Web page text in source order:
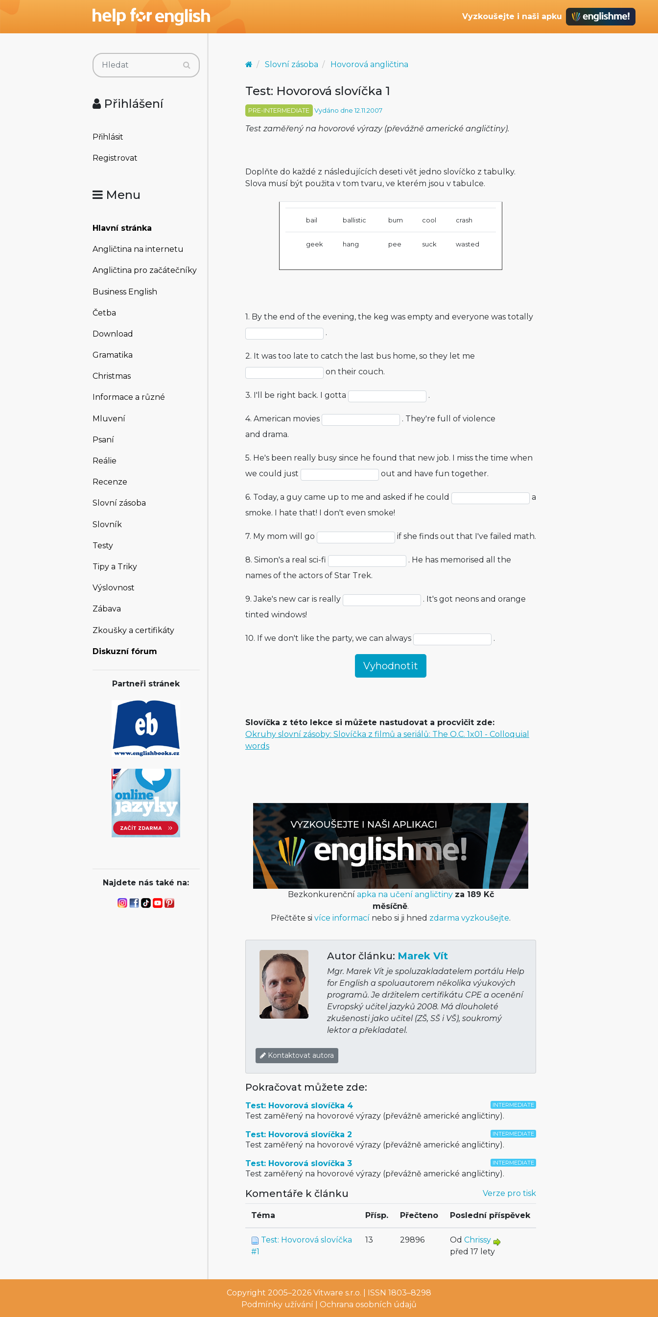
Vyzkoušejte i naši apku
Přihlášení
Přihlásit
Registrovat
Menu
Hlavní stránka
Angličtina na internetu
Angličtina pro začátečníky
Business English
Četba
Download
Gramatika
Christmas
Informace a různé
Mluvení
Psaní
Reálie
Recenze
Slovní zásoba
Slovník
Testy
Tipy a Triky
Výslovnost
Zábava
Zkoušky a certifikáty
Diskuzní fórum
Partneři stránek
Najdete nás také na:
Slovní zásoba Hovorová angličtina
Test: Hovorová slovíčka 1
PRE-INTERMEDIATE Vydáno dne 12.11.2007
Test zaměřený na hovorové výrazy (převážně americké angličtiny).
Doplňte do každé z následujících deseti vět jedno slovíčko z tabulky.
Slova musí být použita v tom tvaru, ve kterém jsou v tabulce.
bail ballistic bum cool crash
geek hang pee suck wasted
1. By the end of the evening, the keg was empty and everyone was totally
.
2. It was too late to catch the last bus home, so they let me
on their couch.
3. I'll be right back. I gotta .
4. American movies
. They're full of violence
and drama.
5. He's been really busy since he found that new job. I miss the time when
we could just
out and have fun together.
6. Today, a guy came up to me and asked if he could
a
smoke. I hate that! I don't even smoke!
7. My mom will go if she finds out that I've failed math.
8. Simon's a real sci-fi
. He has memorised all the
names of the actors of Star Trek.
9. Jake's new car is really
. It's got neons and orange
tinted windows!
10. If we don't like the party, we can always .
Slovíčka z této lekce si můžete nastudovat a procvičit zde:
Okruhy slovní zásoby: Slovíčka z filmů a seriálů: The O.C. 1x01 - Colloquial
words
Bezkonkurenční apka na učení angličtiny za 189 Kč
měsíčně.
Přečtěte sivíce informací nebo si ji hned zdarma vyzkoušejte.
Autor článku: Marek Vít
Mgr. Marek Vít je spoluzakladatelem portálu Help
for English a spoluautorem několika výukových
programů. Je držitelem certifikátu CPE a ocenění
Evropský učitel jazyků 2008. Má dlouholeté
zkušenosti jako učitel (ZŠ, SŠ i VŠ), soukromý
lektor a překladatel.
Kontaktovat autora
Pokračovat můžete zde:
INTERMEDIATE
Test: Hovorová slovíčka 4
Test zaměřený na hovorové výrazy (převážně americké angličtiny).
INTERMEDIATE
Test: Hovorová slovíčka 2
Test zaměřený na hovorové výrazy (převážně americké angličtiny).
INTERMEDIATE
Test: Hovorová slovíčka 3
Test zaměřený na hovorové výrazy (převážně americké angličtiny).
Verze pro tisk
Komentáře k článku
Téma Přísp. Přečteno Poslední příspěvek
Test: Hovorová slovíčka
#1
13 29896 Od Chrissy
před 17 lety
Copyright 2005–2026 Vitware s.r.o. | ISSN 1803–8298
Podmínky užívání
Ochrana osobních údajů